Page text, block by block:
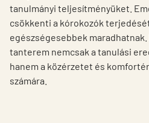
tanulmányi teljesítményüket.
csökkenti a kórokozók
egészségesebbek
tanterem nemcsak a tanulási
hanem a közérzetet és
számára.